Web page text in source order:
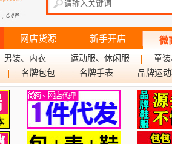
网店货源 新手开店 微
男装、内衣 运动服、休闲服
童
名牌包包 名牌手表 品牌运